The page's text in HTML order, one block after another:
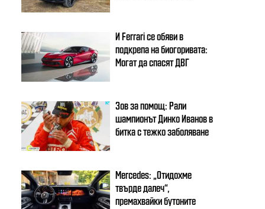
И Ferrari се обяви в
подкрепа на биогоривата:
Могат да спасят ДВГ
Зов за помощ: Рали
шампионът Динко Иванов в
битка с тежко заболяване
Mercedes: „Отидохме
твърде далеч“,
премахвайки бутоните